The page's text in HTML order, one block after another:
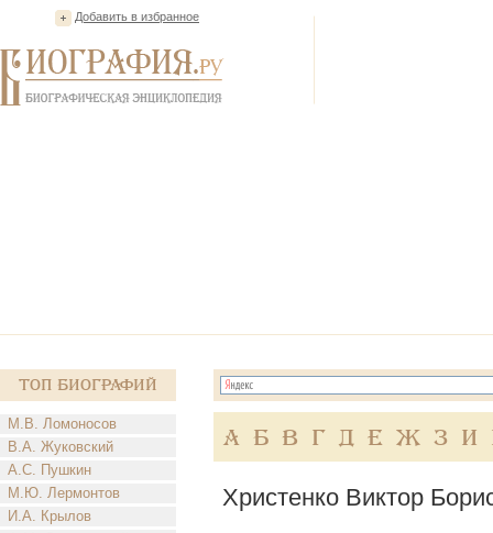
Добавить в избранное
Топ Биографий
М.В. Ломоносов
В.А. Жуковский
А.С. Пушкин
М.Ю. Лермонтов
И.А. Крылов
А Б В Г Д Е Ж З И
Христенко Виктор